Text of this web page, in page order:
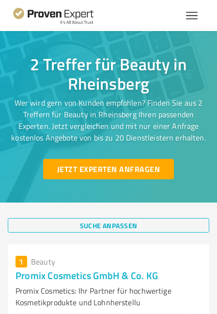
2 Treffer für Beauty in
Rheinsberg
Wer wird gern von Kunden empfohlen? Finden Sie aus 2
Treffern für Beauty in Rheinsberg Ihren passenden
Experten. Jetzt vergleichen und mit nur einer Anfrage
kostenlos Angebote von bis zu 20 Dienstleistern erhalten.
JETZT EXPERTEN ANFRAGEN
SUCHE ANPASSEN
1 Beauty
Promix Cosmetics GmbH & Co. KG
Promix Cosmetics: Ihr Partner für hochwertige
Kosmetikprodukte und Lohnherstellu